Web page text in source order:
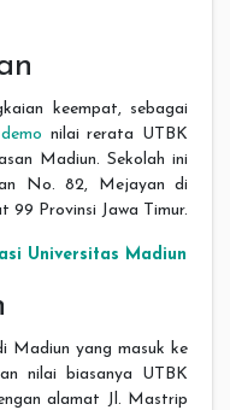
keempat, sebagai
nilai rerata UTBK
Madiun. Sekolah ini
No. 82, Mejayan di
99 Provinsi Jawa Timur.
Universitas Madiun
Madiun yang masuk ke
nilai biasanya UTBK
alamat Jl. Mastrip